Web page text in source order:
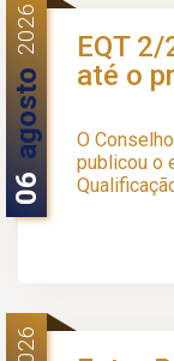
06
agosto
2026
EQT
até o
O
publicou o